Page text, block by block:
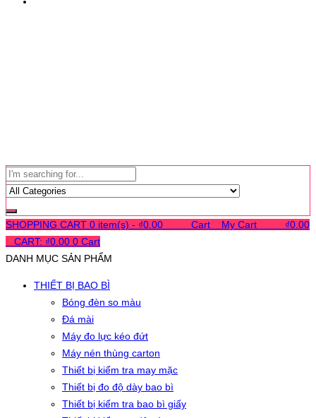
SHOPPING CART 0 item(s) - ₫0.00 Cart My Cart ₫0.00
CART: ₫0.00 0 Cart
DANH MỤC SẢN PHẨM
THIẾT BỊ BAO BÌ
Bóng đèn so màu
Đá mài
Máy đo lực kéo đứt
Máy nén thùng carton
Thiết bị kiểm tra may mặc
Thiết bị đo độ dày bao bì
Thiết bị kiểm tra bao bì giấy